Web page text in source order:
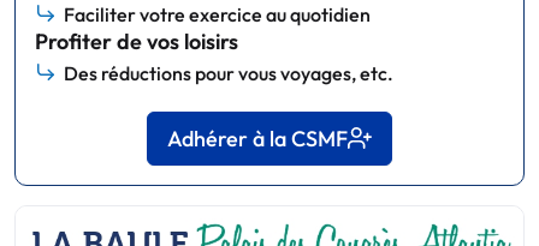
Faciliter votre exercice au quotidien
Profiter de vos loisirs
Des réductions pour vous voyages, etc.
Adhérer à la CSMF